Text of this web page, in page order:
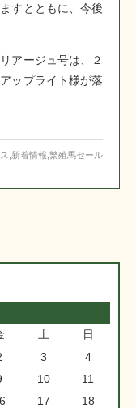
すとともに、今後
アージュ号は、２
ップライト様が落
新着情報 繁殖馬セール
土 日
3
4
10
11
17
18